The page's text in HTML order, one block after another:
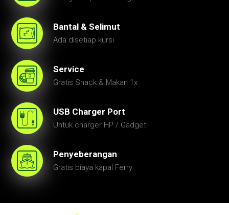
Bantal & Selimut
Ada disetiap kursi
Service
Gratis Snack & Makan 1x
USB Charger Port
Untuk charger HP / Gadget
Penyeberangan
Gratis biaya kapal Ferry